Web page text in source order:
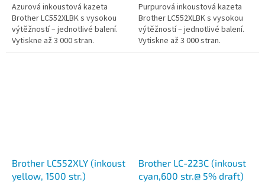
Azurová inkoustová kazeta
Brother LC552XLBK s vysokou
výtěžností – jednotlivé balení.
Vytiskne až 3 000 stran.
Naplněno pigmentovým
Purpurová inkoustová kazeta
Brother LC552XLBK s vysokou
výtěžností – jednotlivé balení.
Vytiskne až 3 000 stran.
Naplněno pigmentovým
Brother LC552XLY (inkoust
yellow, 1500 str.)
Brother LC-223C (inkoust
cyan,600 str.@ 5% draft)